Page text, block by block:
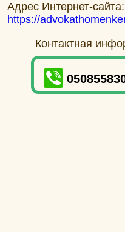
Адрес Интернет-сайта:
https://
Контактная